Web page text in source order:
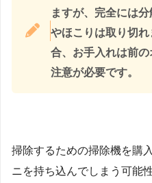
ますが、完全には
やほこりは取り切
合、お手入れは前
注意が必要です。
掃除するための掃除機を購
ニを持ち込んでしまう可能性